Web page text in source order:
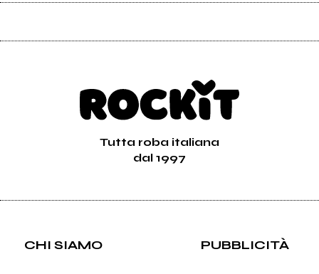
Tutta roba italiana
dal 1997
CHI SIAMO PUBBLICITÀ